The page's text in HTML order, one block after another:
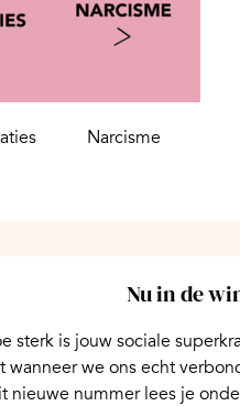
Narcisme
Nu in de
sterk is jouw sociale
wanneer we ons echt
nieuwe nummer lees je